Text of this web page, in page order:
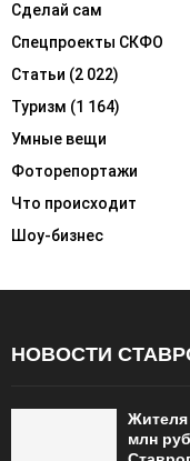
Сделай сам
Спецпроекты СКФО
Статьи (2 022)
Туризм (1 164)
Умные вещи
Фоторепортажи
Что происходит
Шоу-бизнес
НОВОСТИ
Жителя
млн